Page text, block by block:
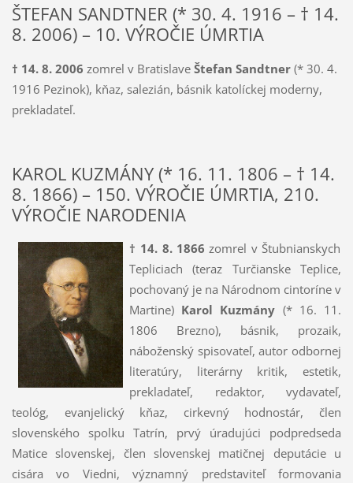
ŠTEFAN SANDTNER (* 30. 4. 1916 – † 14.
8. 2006) – 10. VÝROČIE ÚMRTIA
† 14. 8. 2006 zomrel v Bratislave Štefan Sandtner(* 30. 4.
1916 Pezinok), kňaz, salezián, básnik katolíckej moderny,
prekladateľ.
KAROL KUZMÁNY (* 16. 11. 1806 – † 14.
8. 1866) – 150. VÝROČIE ÚMRTIA, 210.
VÝROČIE NARODENIA
† 14. 8. 1866 zomrel v Štubnianskych
Tepliciach (teraz Turčianske Teplice,
pochovaný je na Národnom cintoríne v
Martine) Karol Kuzmány (* 16. 11.
1806 Brezno), básnik, prozaik,
náboženský spisovateľ, autor odbornej
literatúry, literárny kritik, estetik,
prekladateľ, redaktor, vydavateľ,
teológ, evanjelický kňaz, cirkevný hodnostár, člen
slovenského spolku Tatrín, prvý úradujúci podpredseda
Matice slovenskej, člen slovenskej matičnej deputácie u
cisára vo Viedni, významný predstaviteľ formovania